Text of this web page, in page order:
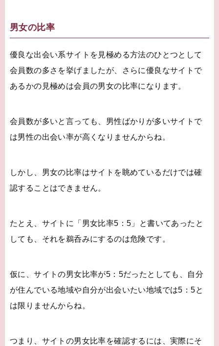
男女の比率
優良な出会い系サイトを見極める方法のひとつとして
会員数の多さを挙げましたが、さらに優良なサイトで
あるかの見極めは会員の男女の比率になります。
会員数が多いと言っても、男性ばかりが多いサイトで
は男性の出会い率が高くなりませんからね。
しかし、男女の比率はサイトを眺めているだけでは確
認することはできません。
たとえ、サイトに「男女比率5：5」と書いてあったと
しても、それを鵜呑みにするのは危険です。
仮に、サイトの男女比率が5：5だったとしても、自分
が住んでいる地域や自分が出会いたい地域では5：5と
は限りませんからね。
つまり、サイトの男女比率を確認するには、実際にそ